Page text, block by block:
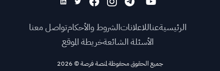
الرئيسيةعناللاعلاناتالشروط والأحكامتواصل معنا
الأسئلة الشائعةخريطة الموقع
جميع الحقوق محفوظة لمنصة فرصة©
2026